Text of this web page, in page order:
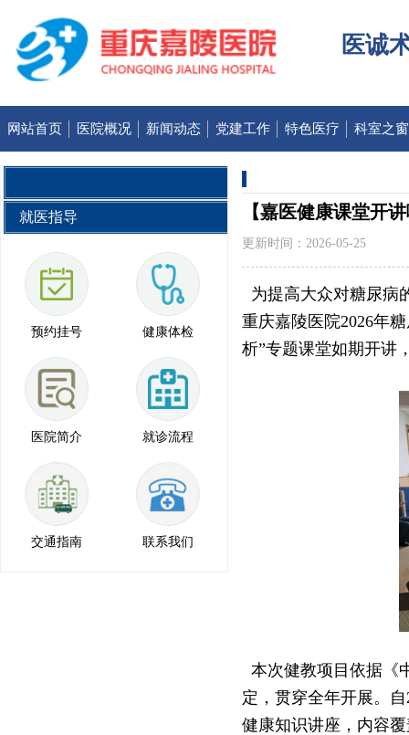
医诚
网站首页 医院概况 新闻动态 党建工作 特色医疗 科室之窗
就医指导
预约挂号 健康体检
医院简介 就诊流程
交通指南 联系我们
【嘉医健康课堂开
更新时间：2026-05-25
为提高大众对糖尿病
重庆嘉陵医院2026年
析”专题课堂如期开讲
本次健教项目依据《
定，贯穿全年开展。
健康知识讲座，内容